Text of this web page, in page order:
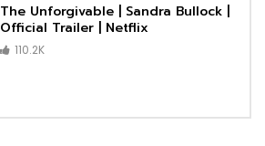
The Unforgivable | Sandra Bullock |
Official Trailer | Netflix
110.2K